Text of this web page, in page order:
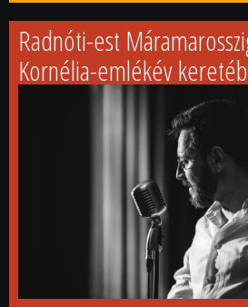
Radnóti-est
Kornélia-emlékév